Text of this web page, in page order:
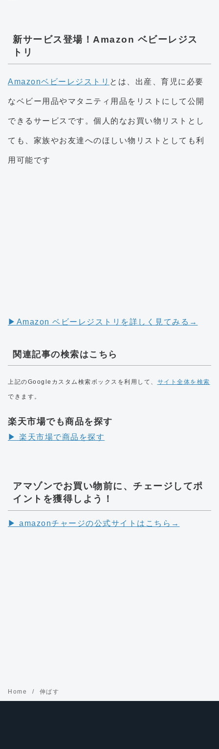
新サービス登場！Amazon ベビーレジス
トリ
Amazonベビーレジストリ とは、出産、育児に必要
なベビー用品やマタニティ用品をリストにして公開
できるサービスです。個人的なお買い物リストとし
ても、家族やお友達へのほしい物リストとしても利
用可能です
▶︎Amazon ベビーレジストリを詳しく見てみる→
関連記事の検索はこちら
上記のGoogleカスタム検索ボックスを利用して、 サイト全体を検索
できます。
楽天市場でも商品を探す
▶︎ 楽天市場で商品を探す
アマゾンでお買い物前に、チェージしてポ
イントを獲得しよう！
▶︎ amazonチャージの公式サイトはこちら→
Home 伸ばす